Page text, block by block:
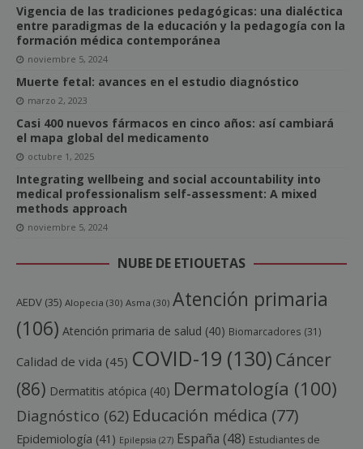
Vigencia de las tradiciones pedagógicas: una dialéctica
entre paradigmas de la educación y la pedagogía con la
formación médica contemporánea
noviembre 5, 2024
Muerte fetal: avances en el estudio diagnóstico
marzo 2, 2023
Casi 400 nuevos fármacos en cinco años: así cambiará
el mapa global del medicamento
octubre 1, 2025
Integrating wellbeing and social accountability into
medical professionalism self-assessment: A mixed
methods approach
noviembre 5, 2024
NUBE DE ETIQUETAS
AEDV (35) Alopecia (30) Asma (30) Atención primaria
(106) Atención primaria de salud (40) Biomarcadores (31)
Calidad de vida (45) COVID-19 (130) Cáncer
(86) Dermatitis atópica (40) Dermatología (100)
Diagnóstico (62) Educación médica (77)
Epidemiología (41) Epilepsia (27) España (48) Estudiantes de